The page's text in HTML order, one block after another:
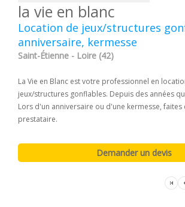
la vie en blanc
Location de jeux/structures
anniversaire, kermesse
Saint-Étienne - Loire (42)
La Vie en Blanc est votre professionnel en
jeux/structures gonflables. Depuis des années
Lors d'un anniversaire ou d'une kermesse, faites
prestataire.